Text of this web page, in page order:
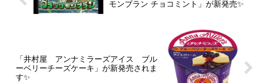
モンブラン チョコミント」が新発売✨
「井村屋 アンナミラーズアイス ブル
ーベリーチーズケーキ」が新発売されま
す✨